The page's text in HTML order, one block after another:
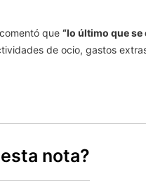
que “lo último que
de ocio, gastos
nota?